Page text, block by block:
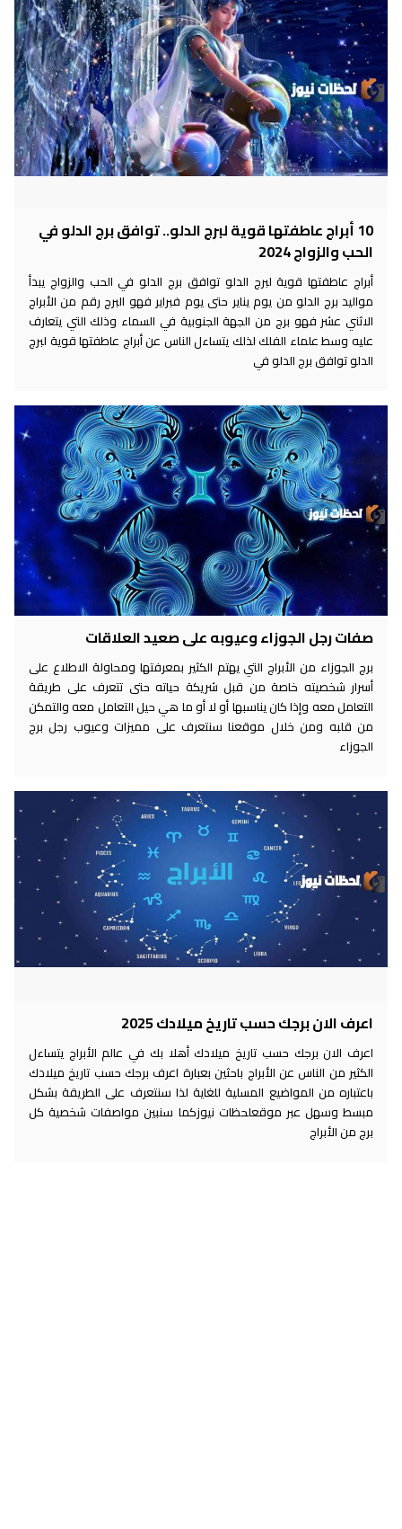
10 أبراج عاطفتها قوية لبرج الدلو.. توافق برج الدلو في
الحب والزواج 2024
أبراج عاطفتها قوية لبرج الدلو توافق برج الدلو في الحب والزواج يبدأ
مواليد برج الدلو من يوم يناير حتى يوم فبراير فهو البرج رقم من الأبراج
الاثني عشر فهو برج من الجهة الجنوبية في السماء وذلك التي يتعارف
عليه وسط علماء الفلك لذلك يتساءل الناس عن أبراج عاطفتها قوية لبرج
الدلو توافق برج الدلو في
صفات رجل الجوزاء وعيوبه على صعيد العلاقات
برج الجوزاء من الأبراج التي يهتم الكثير بمعرفتها ومحاولة الاطلاع على
أسرار شخصيته خاصة من قبل شريكة حياته حتى تتعرف على طريقة
التعامل معه وإذا كان يناسبها أو لا أو ما هي حيل التعامل معه والتمكن
من قلبه ومن خلال موقعنا سنتعرف على مميزات وعيوب رجل برج
الجوزاء
اعرف الان برجك حسب تاريخ ميلادك 2025
اعرف الان برجك حسب تاريخ ميلادك أهلا بك في عالم الأبراج يتساءل
الكثير من الناس عن الأبراج باحثين بعبارة اعرف برجك حسب تاريخ ميلادك
باعتباره من المواضيع المسلية للغاية لذا سنتعرف على الطريقة بشكل
مبسط وسهل عبر موقعلحظات نيوزكما سنبين مواصفات شخصية كل
برج من الأبراج